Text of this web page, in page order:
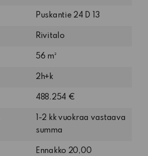
Puskantie 24 D 13
Rivitalo
56 m²
2h+k
488.254 €
1-2 kk vuokraa vastaava
summa
Ennakko 20,00